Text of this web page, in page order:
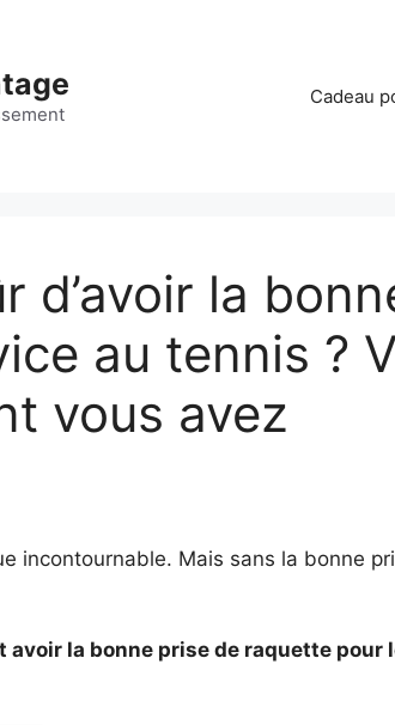
Cadeau
d’avoir la
au tennis ?
vous avez
incontournable. Mais sans la bonne
la bonne prise de raquette pour